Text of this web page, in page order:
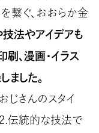
繋ぐ、おおらか金
技法やアイデアも
、漫画・イラス
ました。
継ぎおじさんのスタイ
.伝統的な技法で